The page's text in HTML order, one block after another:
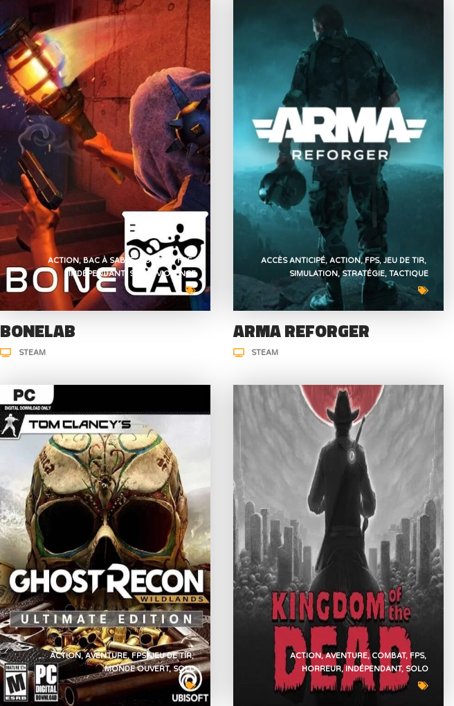
ACTION BAC À SABLE COMBAT
FPS
INDÉPENDANT SOLO VIOLENCE
BONELAB
STEAM
ACCÈS ANTICIPÉ ACTION FPS JEU DE TIR
SIMULATION STRATÉGIE TACTIQUE
ARMA REFORGER
STEAM
ACTION AVENTURE FPS JEU DE TIR
MONDE OUVERT SOLO
ACTION AVENTURE COMBAT FPS
HORREUR INDÉPENDANT SOLO